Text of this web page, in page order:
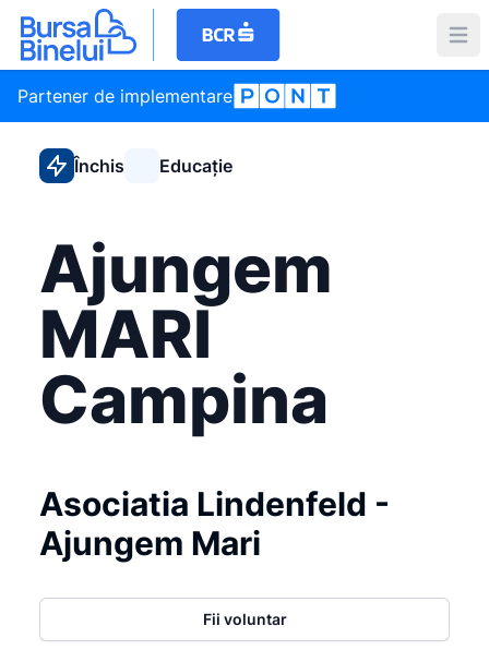
Partener de implementare
Închis Educație
Ajungem
MARI
Campina
Asociatia Lindenfeld -
Ajungem Mari
Fii voluntar